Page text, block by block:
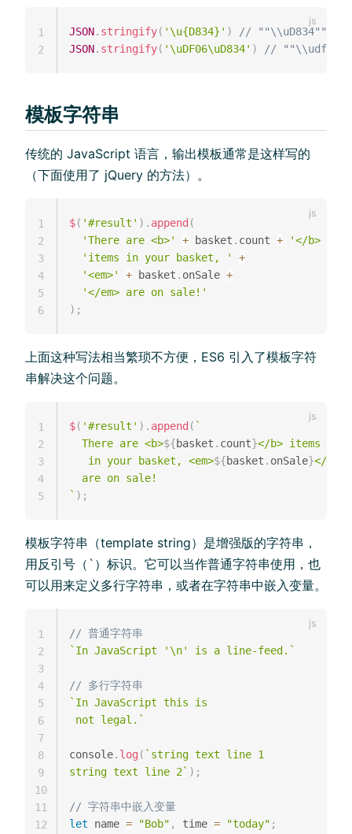
JSON. stringify( '\u{D834}' )
// ""\\uD834""
JSON. stringify( '\uDF06\uD834' ) //
1
2
模板字符串
传统的 JavaScript 语言，输出模板通常是这样写的
（下面使用了 jQuery 的方法）。
$( '#result' ) . append (
'There are <b>'
+ basket . count + '</b> '
'items in your basket, '
+
'<em>'
+ basket . onSale +
'</em> are on sale!'
) ;
1
2
3
4
5
6
上面这种写法相当繁琐不方便，ES6 引入了模板字符
串解决这个问题。
$( '#result' ) . append ( `
  There are <b>
${basket . count}</b> items
   in your basket, <em>
${basket . onSale}</em>
` ) ;
1
2
3
4
5
模板字符串（template string）是增强版的字符串，
用反引号（`）标识。它可以当作普通字符串使用，也
可以用来定义多行字符串，或者在字符串中嵌入变量。
// 普通字符串
` In JavaScript '\n' is a line-feed. `
// 多行字符串
` In JavaScript this is
not legal. `
console. log ( ` string text line 1
string text line 2` ) ;
// 字符串中嵌入变量
let name = "Bob" , time = "today" ;
1
2
3
4
5
6
7
8
9
10
11
12